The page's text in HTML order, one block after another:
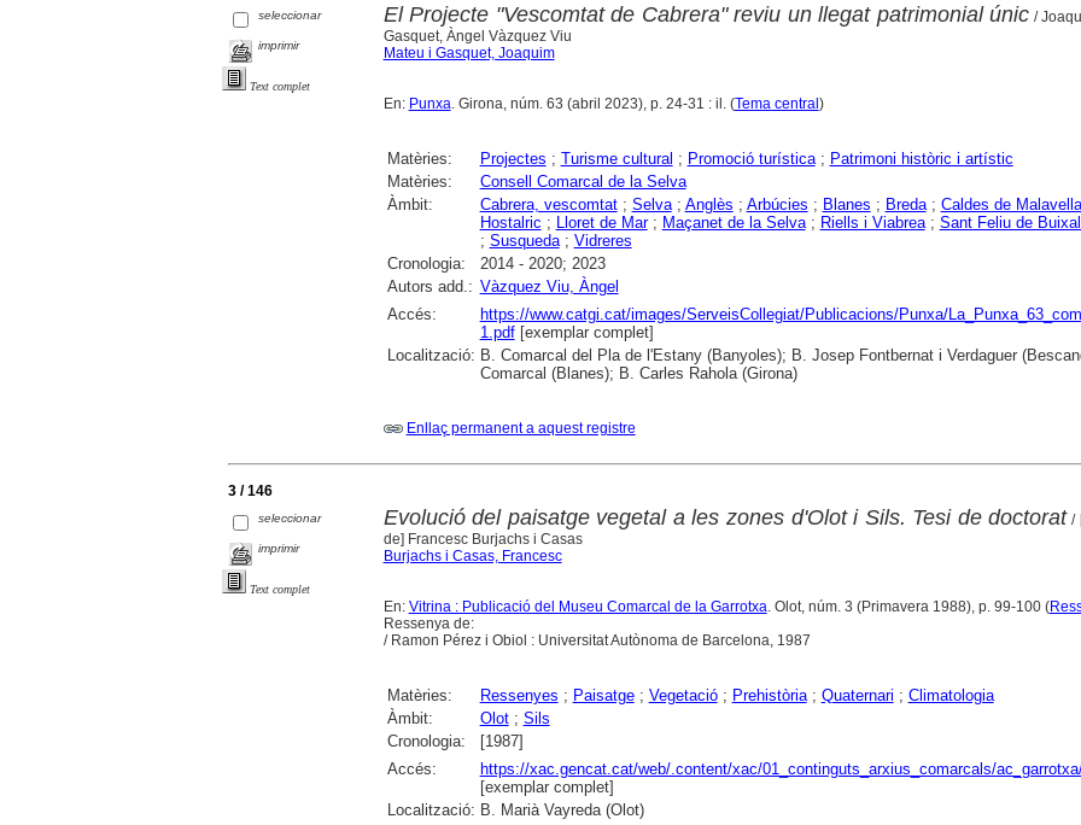
seleccionar
imprimir
Text complet
El Projecte "Vescomtat de Cabrera" reviu un llegat patrimonial únic /
Gasquet, Àngel Vàzquez Viu
Mateu i Gasquet, Joaquim
En: Punxa. Girona, núm. 63 (abril 2023), p. 24-31 : il. (Tema central )
Matèries: Projectes ; Turisme cultural ; Promoció turística; Patrimoni històric i artístic
Matèries:
Consell Comarcal de la Selva
Àmbit:
Cabrera, vescomtat; Selva; Anglès ; Arbúcies ; Blanes ; Breda; Caldes de Malavella
Hostalric ; Lloret de Mar; Maçanet de la Selva; Riells i Viabrea; Sant Feliu de
; Susqueda; Vidreres
Cronologia:
2014 - 2020; 2023
Autors add.: Vàzquez Viu, Àngel
Accés:
https://www.catgi.cat/images/ServeisCollegiat/Publicacions/Punxa/
1.pdf[exemplar complet]
Localització: B. Comarcal del Pla de l'Estany (Banyoles); B. Josep Fontbernat i Verdaguer
Comarcal (Blanes); B. Carles Rahola (Girona)
Enllaç permanent a aquest registre
3 / 146
seleccionar
imprimir
Text complet
Evolució del paisatge vegetal a les zones d'Olot i Sils. Tesi de doctorat /
de] Francesc Burjachs i Casas
Burjachs i Casas, Francesc
En: Vitrina : Publicació del Museu Comarcal de la Garrotxa. Olot, núm. 3 (Primavera 1988), p. 99-100 (
Ressenya de:
/ Ramon Pérez i Obiol : Universitat Autònoma de Barcelona, 1987
Matèries: Ressenyes ; Paisatge; Vegetació; Prehistòria; Quaternari ; Climatologia
Àmbit:
Olot; Sils
Cronologia:
[1987]
Accés:
https://xac.gencat.cat/web/.content/xac/01_continguts_arxius_comarcals/
[exemplar complet]
Localització: B. Marià Vayreda (Olot)